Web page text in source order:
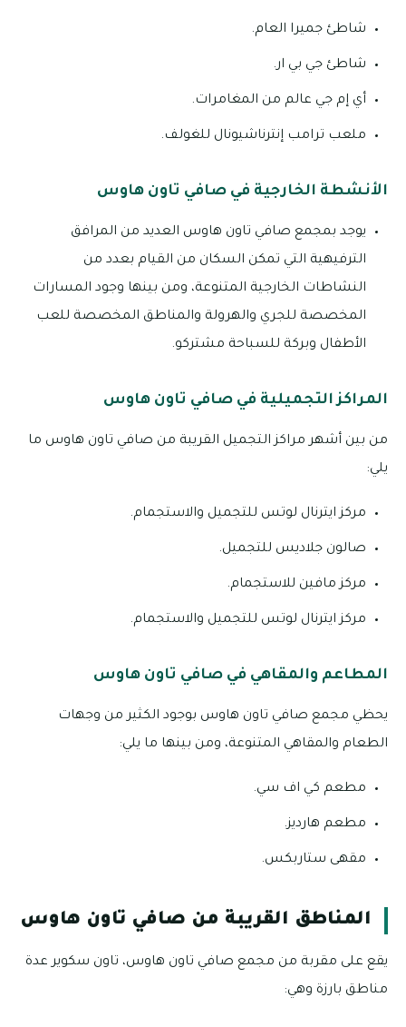
شاطئ جميرا العام.
شاطئ جي بي ار.
أي إم جي عالم من المغامرات.
ملعب ترامب إنترناشيونال للغولف.
الأنشطة الخارجية في صافي تاون هاوس
يوجد بمجمع صافي تاون هاوس العديد من المرافق
الترفيهية التي تمكن السكان من القيام بعدد من
النشاطات الخارجية المتنوعة، ومن بينها وجود المسارات
المخصصة للجري والهرولة والمناطق المخصصة للعب
الأطفال وبركة للسباحة مشتركو.
المراكز التجميلية في صافي تاون هاوس
من بين أشهر مراكز التجميل القريبة من صافي تاون هاوس ما
يلي:
مركز ايترنال لوتس للتجميل والاستجمام.
صالون جلاديس للتجميل.
مركز مافين للاستجمام.
مركز ايترنال لوتس للتجميل والاستجمام.
المطاعم والمقاهي في صافي تاون هاوس
يحظي مجمع صافي تاون هاوس بوجود الكثير من وجهات
الطعام والمقاهي المتنوعة، ومن بينها ما يلي:
مطعم كي اف سي.
مطعم هارديز.
مقهى ستاربكس.
المناطق القريبة من صافي تاون هاوس
يقع على مقربة من مجمع صافي تاون هاوس، تاون سكوير عدة
مناطق بارزة وهي: